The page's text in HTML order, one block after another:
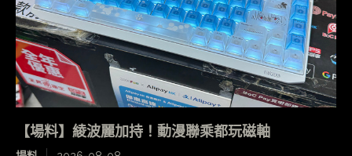
【場料】綾波麗加持！動漫聯乘都玩磁軸